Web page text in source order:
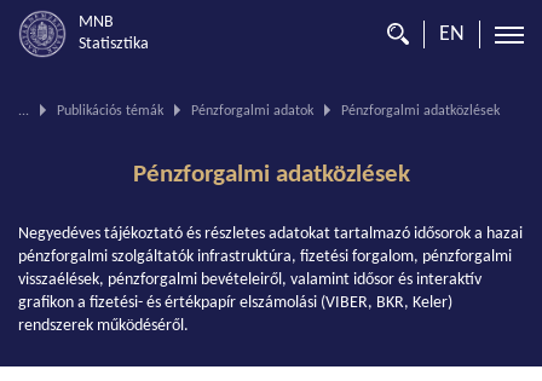
MNB
Statisztika
EN
Ön
... Publikációs témák Pénzforgalmi adatok Pénzforgalmi adatközlések
Pénzforgalmi adatközlések
Negyedéves tájékoztató és részletes adatokat tartalmazó idősorok a hazai
pénzforgalmi szolgáltatók infrastruktúra, fizetési forgalom, pénzforgalmi
visszaélések, pénzforgalmi bevételeiről, valamint idősor és interaktív
grafikon a fizetési- és értékpapír elszámolási (VIBER, BKR, Keler)
rendszerek működéséről.